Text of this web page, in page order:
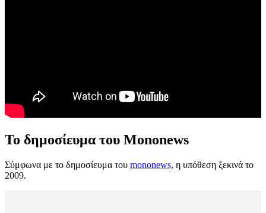
Το δημοσίευμα του Mononews
Σύμφωνα με το δημοσίευμα του mononews, η υπόθεση ξεκινά το
2009.